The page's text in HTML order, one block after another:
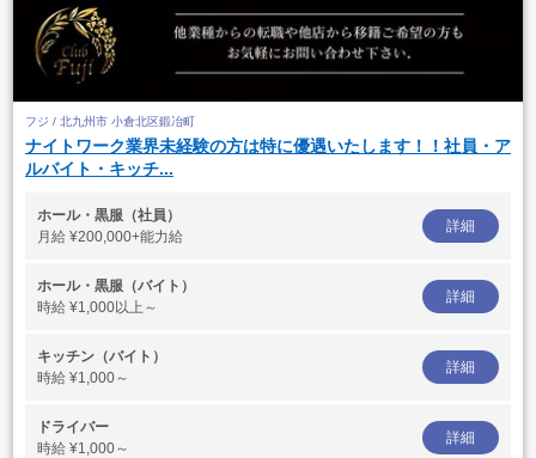
フジ / 北九州市 小倉北区鍛冶町
ナイトワーク業界未経験の方は特に優遇いたします！！社員・ア
ルバイト・キッチ...
ホール・黒服（社員）
月給 ¥200,000+能力給
詳細
ホール・黒服（バイト）
時給 ¥1,000以上～
詳細
キッチン（バイト）
時給 ¥1,000～
詳細
ドライバー
時給 ¥1,000～
詳細